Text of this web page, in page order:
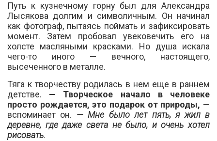
Путь к кузнечному горну был для Александра
Лысякова долгим и символичным. Он начинал
как фотограф, пытаясь поймать и зафиксировать
момент. Затем пробовал увековечить его на
холсте масляными красками. Но душа искала
чего-то иного — вечного, настоящего,
высеченного в металле.
Тяга к творчеству родилась в нем еще в раннем
детстве. — Творческое начало в человеке
просто рождается, это подарок от природы, —
вспоминает он. — Мне было лет пять, я жил в
деревне, где даже света не было, и очень хотел
рисовать.